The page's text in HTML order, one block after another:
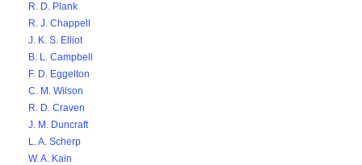
R. D. Plank
R. J. Chappell
J. K. S. Elliot
B. L. Campbell
F. D. Eggelton
C. M. Wilson
R. D. Craven
J. M. Duncraft
L. A. Scherp
W. A. Kain